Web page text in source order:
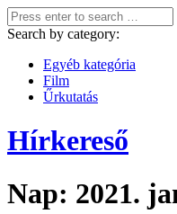
Search by category:
Egyéb kategória
Film
Űrkutatás
Hírkereső
Nap: 2021.